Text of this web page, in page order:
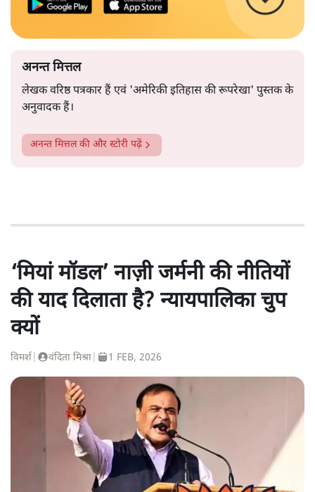
अनन्त मित्तल
लेखक वरिष्ठ पत्रकार हैं एवं 'अमेरिकी इतिहास की रूपरेखा' पुस्तक के
अनुवादक हैं।
अनन्त मित्तलकी और स्टोरी पढ़ें
‘मियां मॉडल’ नाज़ी जर्मनी की नीतियों
की याद दिलाता है? न्यायपालिका चुप
क्यों
विमर्श वंदिता मिश्रा 1 FEB, 2026